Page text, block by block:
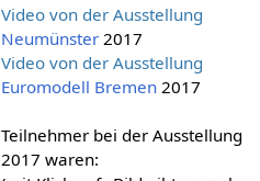
Video von der Ausstellung
Neumünster2017
Video von der Ausstellung
Euromodell Bremen2017
Teilnehmer bei der Ausstellung
2017 waren: